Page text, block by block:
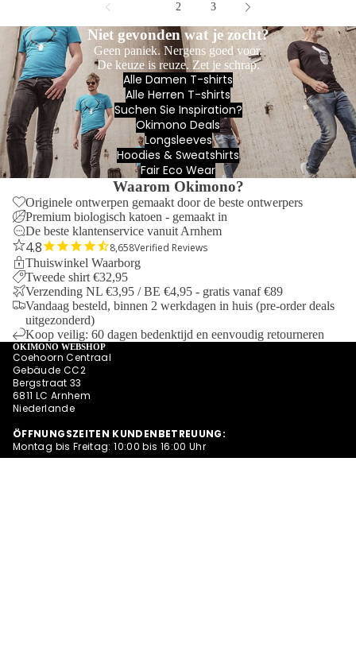
2 3
Niet gevonden wat je zocht?
Geen paniek. Nergens goed voor.
De keuze is reuze. Zet je schrap.
Alle Damen T-shirts
Alle Herren T-shirts
Suchen Sie Inspiration?
Okimono Deals
Longsleeves
Hoodies & Sweatshirts
Fair Eco Wear
Waarom Okimono?
Originele ontwerpen gemaakt door de beste ontwerpers
Premium biologisch katoen - gemaakt in
De beste klantenservice vanuit Arnhem
8,658Verified Reviews
Thuiswinkel Waarborg
Tweede shirt €32,95
Verzending NL €3,95 / BE €4,95 - gratis vanaf €89
Vandaag besteld, binnen 2 werkdagen in huis (pre-order deals
uitgezonderd)
Koop veilig: 60 dagen bedenktijd en eenvoudig retourneren
OKIMONO WEBSHOP
Coehoorn Centraal
Gebäude CC2
Bergstraat 33
6811 LC Arnhem
Niederlande
ÖFFNUNGSZEITEN KUNDENBETREUUNG:
Montag bis Freitag: 10:00 bis 16:00 Uhr